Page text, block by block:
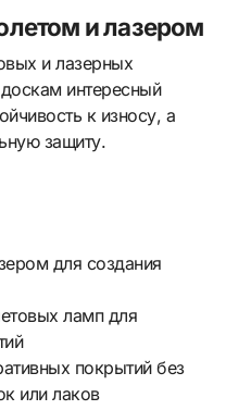
и лазером
и лазерных
интересный
к износу, а
защиту.
для создания
ламп для
покрытий без
или лаков